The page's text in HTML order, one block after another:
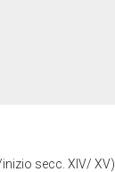
secc. XIV/ XV)